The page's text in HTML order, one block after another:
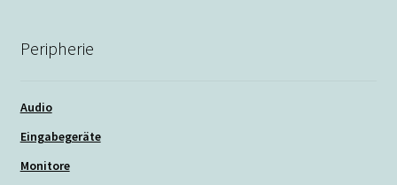
Peripherie
Audio
Eingabegeräte
Monitore